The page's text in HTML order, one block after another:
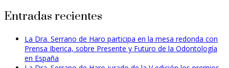
Entradas recientes
La Dra. Serrano de Haro participa en la mesa redonda con
Prensa Iberica, sobre Presente y Futuro de la Odontología
en España